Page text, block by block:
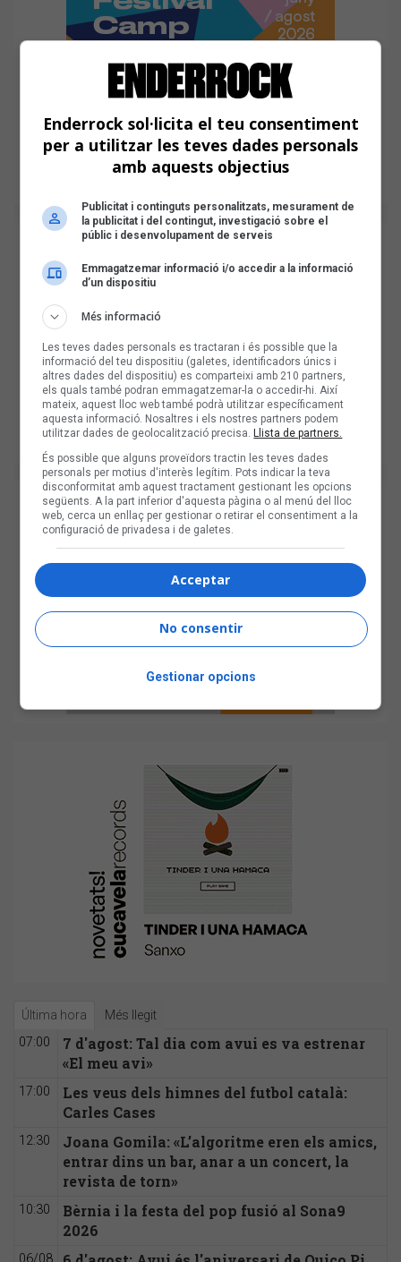
Última hora Més llegit
07:00
7 d'agost: Tal dia com avui es va estrenar
«El meu avi»
17:00
Les veus dels himnes del futbol català:
Carles Cases
12:30
Joana Gomila: «L’algoritme eren els amics,
entrar dins un bar, anar a un concert, la
revista de torn»
10:30
Bèrnia i la festa del pop fusió al Sona9
2026
06/08
Enderrock sol·licita el teu consentiment
per a utilitzar les teves dades personals
amb aquests objectius
Publicitat i continguts personalitzats, mesurament de
la publicitat i del contingut, investigació sobre el
públic i desenvolupament de serveis
Emmagatzemar informació i/o accedir a la informació
d’un dispositiu
Més informació
Les teves dades personals es tractaran i és possible que la
informació del teu dispositiu (galetes, identificadors únics i
altres dades del dispositiu) es comparteixi amb 210 partners,
els quals també podran emmagatzemar-la o accedir-hi. Així
mateix, aquest lloc web també podrà utilitzar específicament
aquesta informació. Nosaltres i els nostres partners podem
utilitzar dades de geolocalització precisa.Llista de partners.
És possible que alguns proveïdors tractin les teves dades
personals per motius d'interès legítim. Pots indicar la teva
disconformitat amb aquest tractament gestionant les opcions
següents. A la part inferior d'aquesta pàgina o al menú del lloc
web, cerca un enllaç per gestionar o retirar el consentiment a la
configuració de privadesa i de galetes.
Acceptar
No consentir
Gestionar opcions